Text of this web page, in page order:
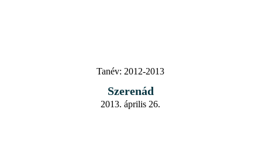
Tanév: 2012-2013
Szerenád
2013. április 26.